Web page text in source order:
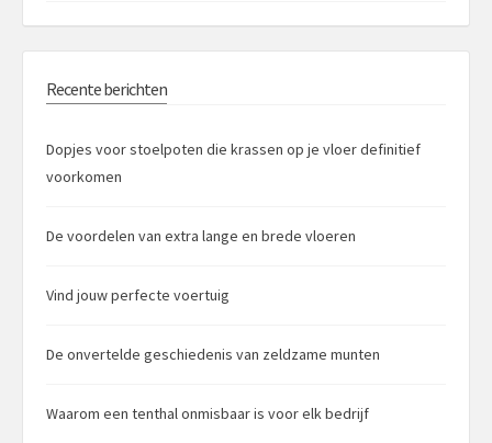
Recente berichten
Dopjes voor stoelpoten die krassen op je vloer definitief
voorkomen
De voordelen van extra lange en brede vloeren
Vind jouw perfecte voertuig
De onvertelde geschiedenis van zeldzame munten
Waarom een tenthal onmisbaar is voor elk bedrijf